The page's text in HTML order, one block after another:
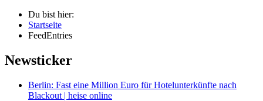
Du bist hier:
Startseite
FeedEntries
Newsticker
Berlin: Fast eine Million Euro für Hotelunterkünfte nach
Blackout | heise online